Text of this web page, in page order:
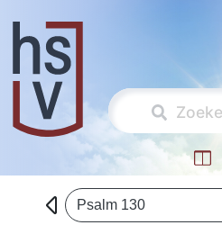
Psalm 130